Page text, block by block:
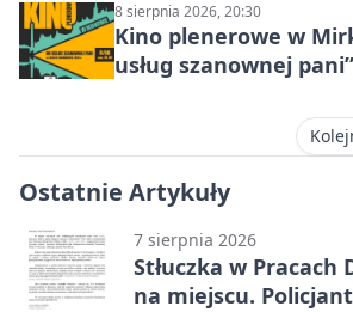
8 sierpnia 2026, 20:30
Kino plenerowe w
usług szanownej pani”
Ostatnie Artykuły
7 sierpnia 2026
Stłuczka w Pracach
na miejscu.